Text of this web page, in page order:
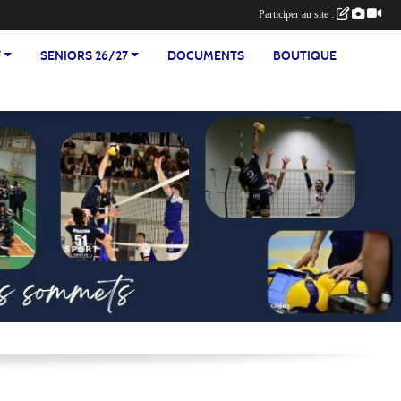
SENIORS 26/27 DOCUMENTS BOUTIQUE
Participer au site :